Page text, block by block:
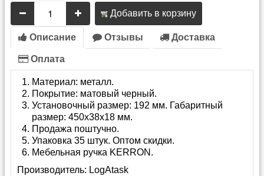
Добавить в корзину
Описание Отзывы Доставка
Оплата
Материал: металл.
Покрытие: матовый черный.
Установочный размер: 192 мм. Габаритный
размер: 450х38х18 мм.
Продажа поштучно.
Упаковка 35 штук. Оптом скидки.
Мебельная ручка KERRON.
Производитель: LogAtask